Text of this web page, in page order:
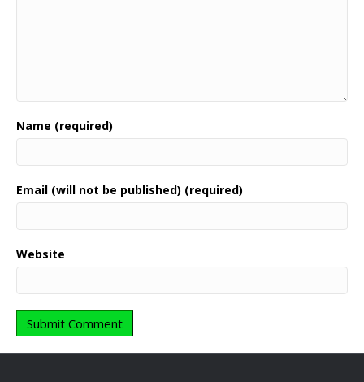
Name (required)
Email (will not be published) (required)
Website